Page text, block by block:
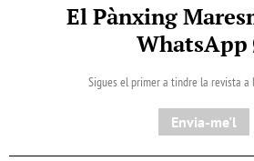
El Pànxing
WhatsApp
Sigues el primer a tindre la revista a
Envia-me'l